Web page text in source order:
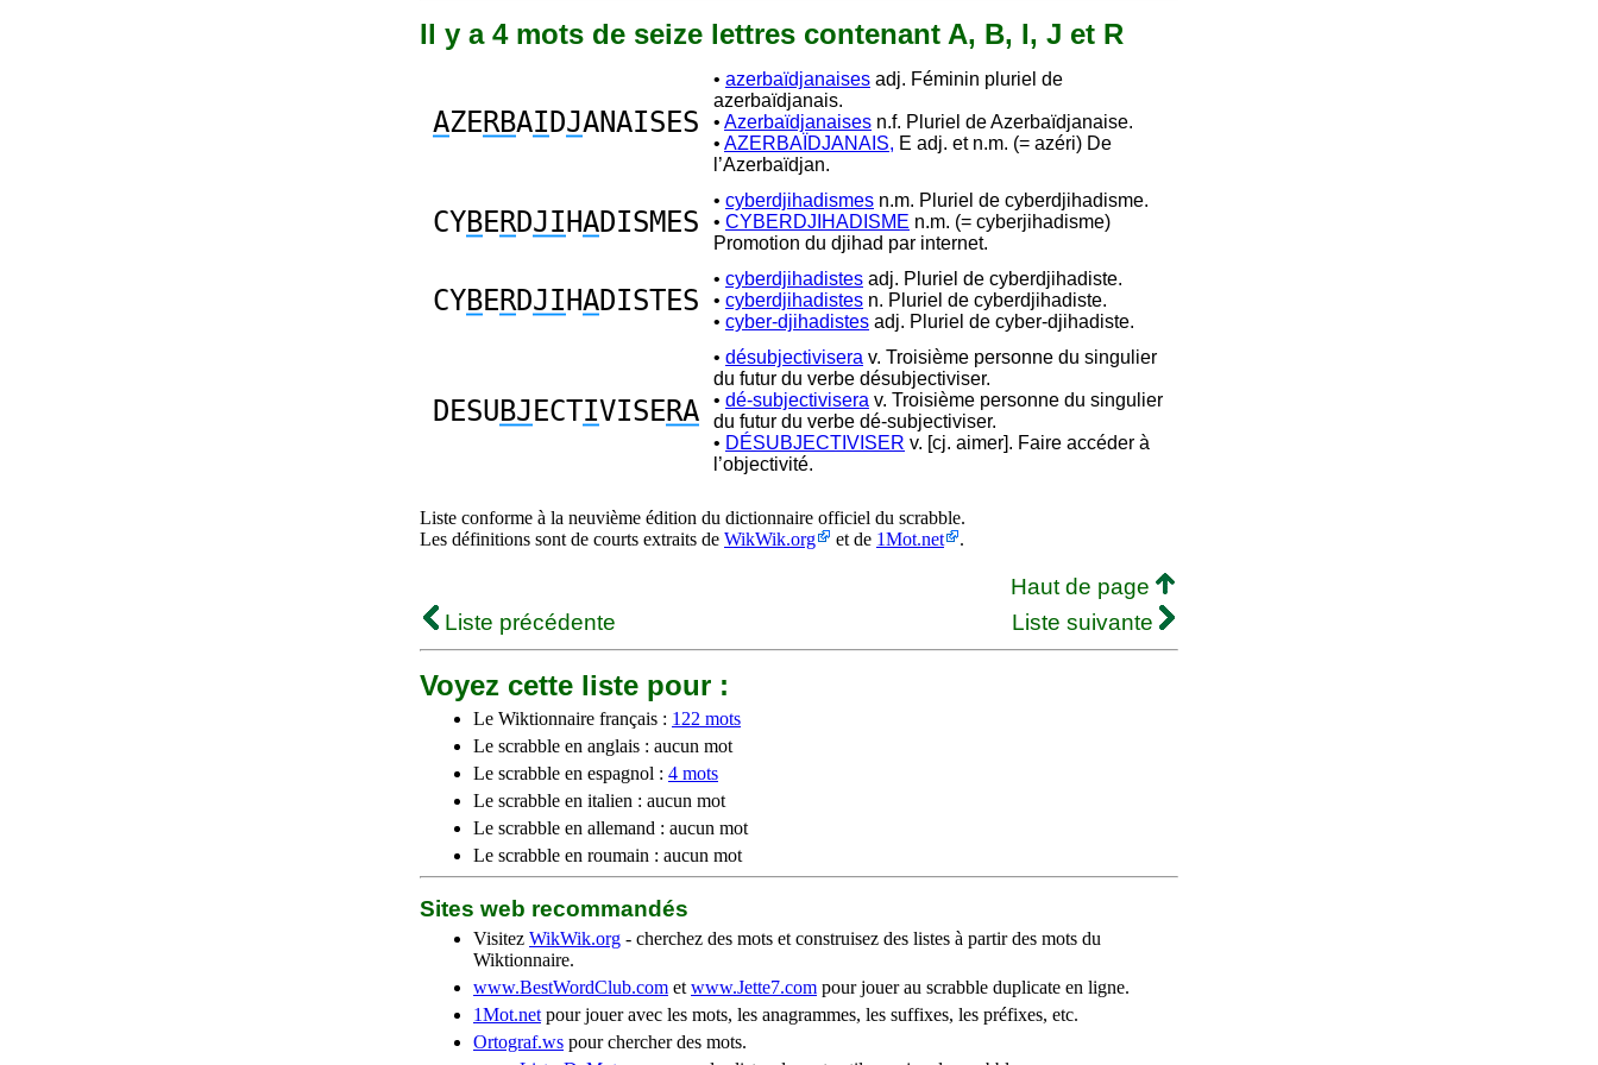
Il y a 4 mots de seize lettres contenant A, B, I, J et R
AZERBAI DJANAISES
• azerbaïdjanaises adj. Féminin pluriel de
azerbaïdjanais.
• Azerbaïdjanaises n.f. Pluriel de Azerbaïdjanaise.
• AZERBAÏDJANAIS, E adj. et n.m. (= azéri) De
l’Azerbaïdjan.
CYBERDJI HADISMES
• cyberdjihadismes n.m. Pluriel de cyberdjihadisme.
• CYBERDJIHADISME n.m. (= cyberjihadisme)
Promotion du djihad par internet.
CYBERDJI HADISTES
• cyberdjihadistes adj. Pluriel de cyberdjihadiste.
• cyberdjihadistes n. Pluriel de cyberdjihadiste.
• cyber-djihadistes adj. Pluriel de cyber-djihadiste.
DESUBJ ECTIVISERA
• désubjectivisera v. Troisième personne du singulier
du futur du verbe désubjectiviser.
• dé-subjectivisera v. Troisième personne du singulier
du futur du verbe dé-subjectiviser.
• DÉSUBJECTIVISER v. [cj. aimer]. Faire accéder à
l’objectivité.
Liste conforme à la neuvième édition du dictionnaire officiel du scrabble.
Les définitions sont de courts extraits de WikWik.org et de 1Mot.net .
Haut de page
Liste précédente
Liste suivante
Voyez cette liste pour :
Le Wiktionnaire français : 122 mots
Le scrabble en anglais : aucun mot
Le scrabble en espagnol : 4 mots
Le scrabble en italien : aucun mot
Le scrabble en allemand : aucun mot
Le scrabble en roumain : aucun mot
Sites web recommandés
Visitez WikWik.org - cherchez des mots et construisez des listes à partir des mots du
Wiktionnaire.
www.BestWordClub.com et www.Jette7.com pour jouer au scrabble duplicate en ligne.
1Mot.net pour jouer avec les mots, les anagrammes, les suffixes, les préfixes, etc.
Ortograf.ws pour chercher des mots.